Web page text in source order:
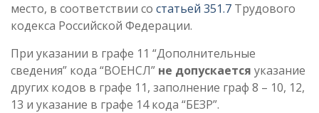
место, в соответствии со статьей 351.7 Трудового
кодекса Российской Федерации.
При указании в графе 11 “Дополнительные
сведения” кода “ВОЕНСЛ” не допускается указание
других кодов в графе 11, заполнение граф 8 – 10, 12,
13 и указание в графе 14 кода “БЕЗР”.